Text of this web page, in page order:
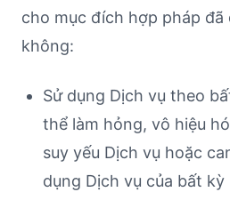
cho mục đích hợp pháp đã
không:
Sử dụng Dịch vụ theo
thể làm hỏng, vô hiệu
suy yếu Dịch vụ hoặc
dụng Dịch vụ của bất kỳ